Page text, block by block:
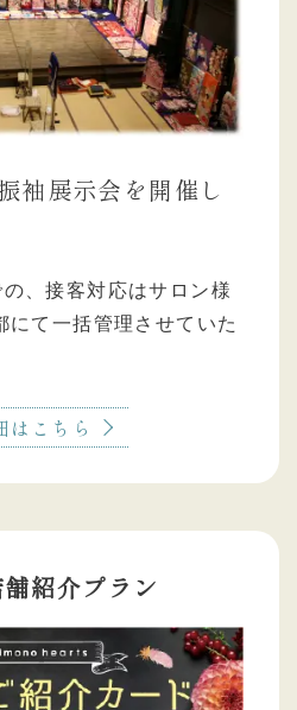
袖展示会を開催し
、接客対応はサロン様
にて一括管理させていた
はこちら
舗紹介プラン